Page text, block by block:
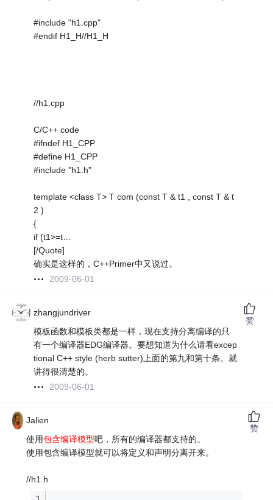
#include "h1.cpp"
#endif H1_H//H1_H
//h1.cpp
C/C++ code
#ifndef H1_CPP
#define H1_CPP
#include "h1.h"
template <class T> T com (const T & t1 , const T & t
2 )
{
if (t1>=t…
[/Quote]
确实是这样的，C++Primer中又说过。
2009-06-01
zhangjundriver
模板函数和模板类都是一样，现在支持分离编译的只
有一个编译器EDG编译器。要想知道为什么请看excep
tional C++ style (herb sutter)上面的第九和第十条。就
讲得很清楚的。
2009-06-01
赞
Jalien
使用包含编译模型吧，所有的编译器都支持的。
使用包含编译模型就可以将定义和声明分离开来。
//h1.h
赞